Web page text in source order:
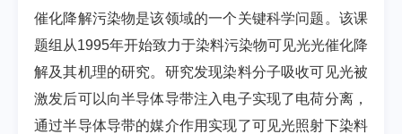
催化降解污染物是该领域的一个关键科学问题。该课
题组从1995年开始致力于染料污染物可见光光催化降
解及其机理的研究。研究发现染料分子吸收可见光被
激发后可以向半导体导带注入电子实现了电荷分离，
通过半导体导带的媒介作用实现了可见光照射下染料